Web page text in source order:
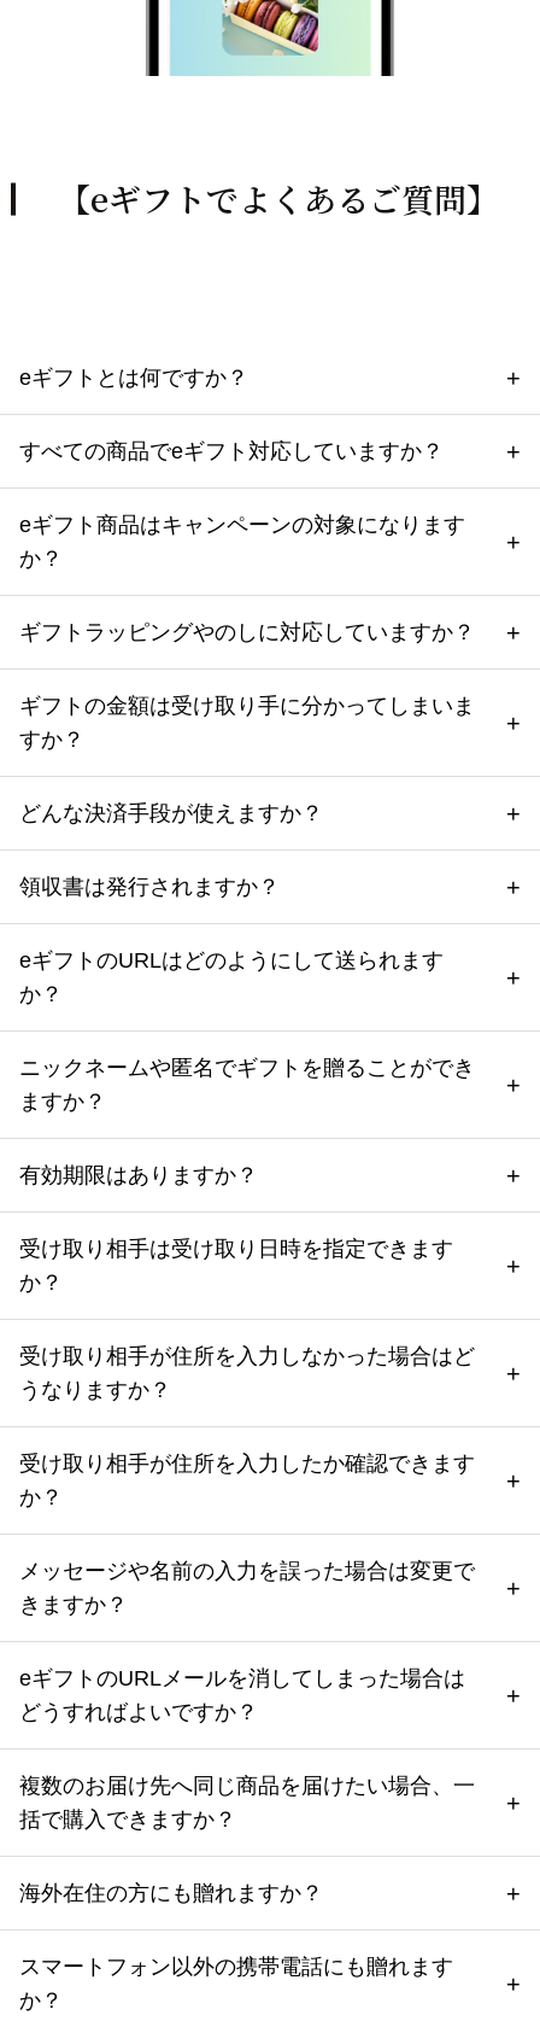
【eギフトでよくあるご質問】
eギフトとは何ですか？
すべての商品でeギフト対応していますか？
eギフト商品はキャンペーンの対象になります
か？
ギフトラッピングやのしに対応していますか？
ギフトの金額は受け取り手に分かってしまいま
すか？
どんな決済手段が使えますか？
領収書は発行されますか？
eギフトのURLはどのようにして送られます
か？
ニックネームや匿名でギフトを贈ることができ
ますか？
有効期限はありますか？
受け取り相手は受け取り日時を指定できます
か？
受け取り相手が住所を入力しなかった場合はど
うなりますか？
受け取り相手が住所を入力したか確認できます
か？
メッセージや名前の入力を誤った場合は変更で
きますか？
eギフトのURLメールを消してしまった場合は
どうすればよいですか？
複数のお届け先へ同じ商品を届けたい場合、一
括で購入できますか？
海外在住の方にも贈れますか？
スマートフォン以外の携帯電話にも贈れます
か？